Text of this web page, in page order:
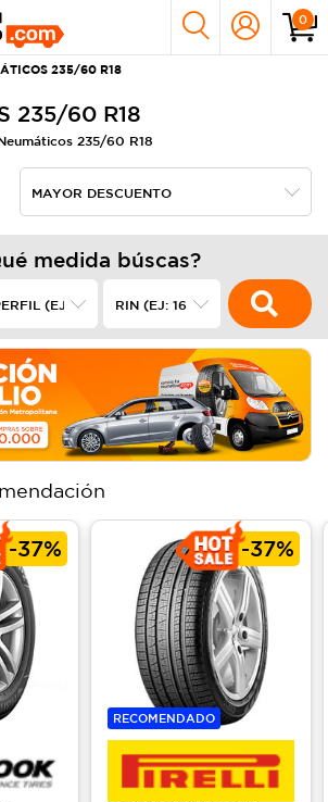
0
235/60 R18
235/60 R18
235/60 R18
medida búscas?
-37% -37%
RECOMENDADO